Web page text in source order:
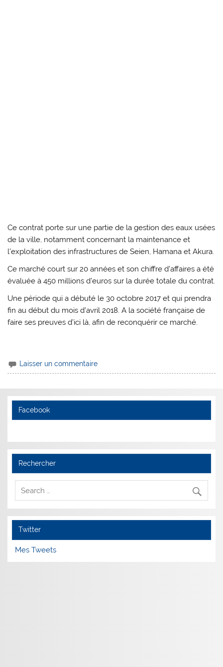
Ce contrat porte sur une partie de la gestion des eaux usées
de la ville, notamment concernant la maintenance et
l’exploitation des infrastructures de Seien, Hamana et Akura.
Ce marché court sur 20 années et son chiffre d’affaires a été
évaluée à 450 millions d’euros sur la durée totale du contrat.
Une période qui a débuté le 30 octobre 2017 et qui prendra
fin au début du mois d’avril 2018. A la société française de
faire ses preuves d’ici là, afin de reconquérir ce marché.
Laisser un commentaire
Facebook
Rechercher
Twitter
Mes Tweets